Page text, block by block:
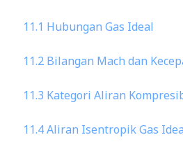
11.1 Hubungan Gas Ideal
11.2 Bilangan Mach dan
11.3 Kategori Aliran
11.4 Aliran Isentropik Gas